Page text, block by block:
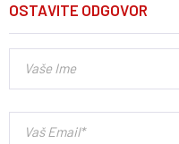
OSTAVITE ODGOVOR